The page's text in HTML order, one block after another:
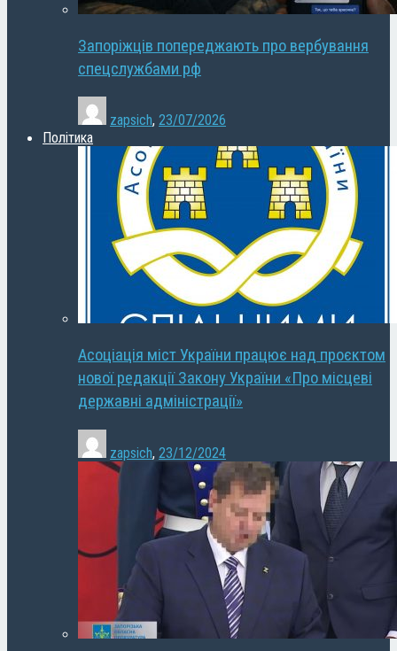
Запоріжців попереджають про вербування
спецслужбами рф
zapsich, 23/07/2026
Політика
Асоціація міст України працює над проєктом
нової редакції Закону України «Про місцеві
державні адміністрації»
zapsich, 23/12/2024